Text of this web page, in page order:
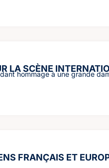
LA SCÈNE
hommage à une grande
FRANÇAIS ET